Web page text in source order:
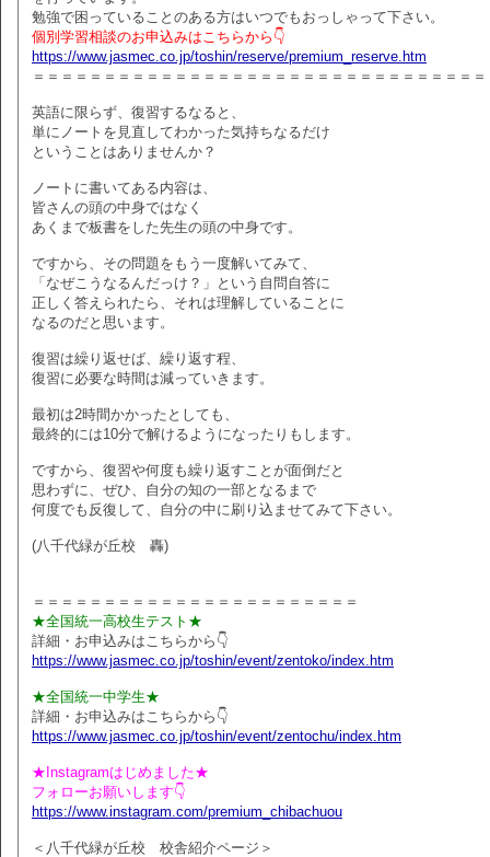
勉強で困っていることのある方はいつでもおっしゃって下さい。
個別学習相談のお申込みはこちらから👇
https://www.jasmec.co.jp/toshin/reserve/premium_reserve.htm
＝＝＝＝＝＝＝＝＝＝＝＝＝＝＝＝＝＝＝＝＝＝＝＝＝＝＝＝＝＝＝＝
英語に限らず、復習するなると、
単にノートを見直してわかった気持ちなるだけ
ということはありませんか？
ノートに書いてある内容は、
皆さんの頭の中身ではなく
あくまで板書をした先生の頭の中身です。
ですから、その問題をもう一度解いてみて、
「なぜこうなるんだっけ？」という自問自答に
正しく答えられたら、それは理解していることに
なるのだと思います。
復習は繰り返せば、繰り返す程、
復習に必要な時間は減っていきます。
最初は2時間かかったとしても、
最終的には10分で解けるようになったりもします。
ですから、復習や何度も繰り返すことが面倒だと
思わずに、ぜひ、自分の知の一部となるまで
何度でも反復して、自分の中に刷り込ませてみて下さい。
(八千代緑が丘校 轟)
＝＝＝＝＝＝＝＝＝＝＝＝＝＝＝＝＝＝＝＝＝＝＝
★全国統一高校生テスト★
詳細・お申込みはこちらから👇
https://www.jasmec.co.jp/toshin/event/zentoko/index.htm
★全国統一中学生★
詳細・お申込みはこちらから👇
https://www.jasmec.co.jp/toshin/event/zentochu/index.htm
★Instagramはじめました★
フォローお願いします👇
https://www.instagram.com/premium_chibachuou
＜八千代緑が丘校 校舎紹介ページ＞